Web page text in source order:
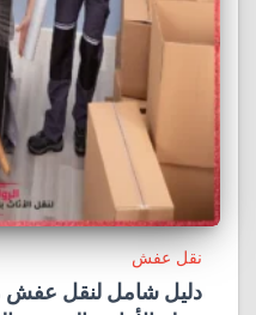
نقل عفش
دليل شامل لنقل عفش